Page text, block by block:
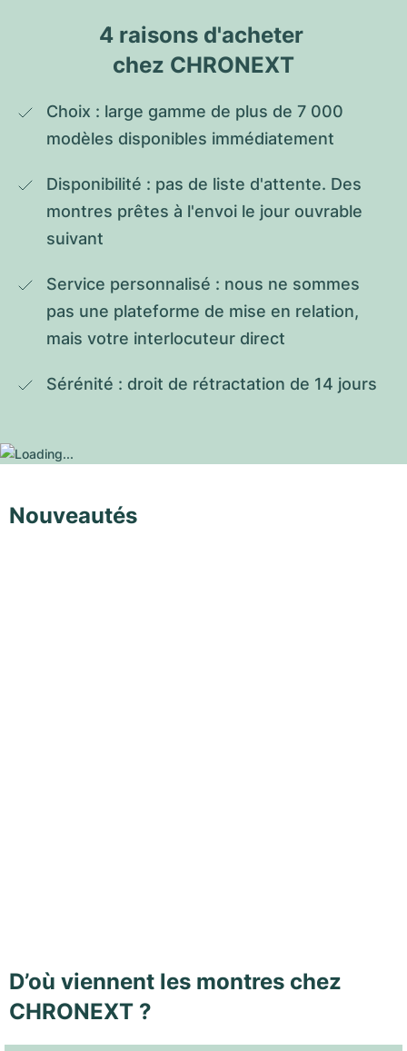
4 raisons d'acheter
chez CHRONEXT
Choix : large gamme de plus de 7 000
modèles disponibles immédiatement
Disponibilité : pas de liste d'attente. Des
montres prêtes à l'envoi le jour ouvrable
suivant
Service personnalisé : nous ne sommes
pas une plateforme de mise en relation,
mais votre interlocuteur direct
Sérénité : droit de rétractation de 14 jours
Nouveautés
D’où viennent les montres chez
CHRONEXT ?